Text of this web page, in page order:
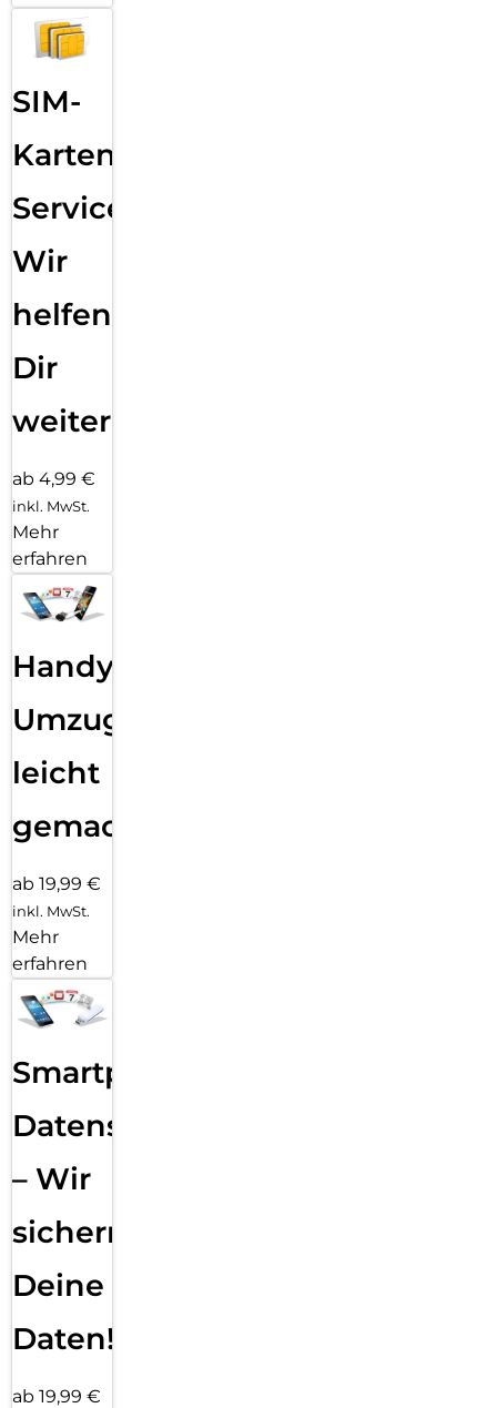
SIM-
Karten
Service:
Wir
helfen
Dir
weiter
ab 4,99 €
inkl. MwSt.
Mehr
erfahren
Handy
Umzug
leicht
gemacht!
ab 19,99 €
inkl. MwSt.
Mehr
erfahren
Smartphone
Datensicherung
– Wir
sichern
Deine
Daten!
ab 19,99 €